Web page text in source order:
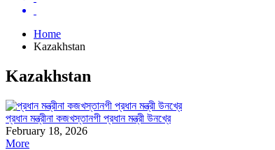
Home
Kazakhstan
Kazakhstan
প্রধান মন্ত্রীনা কজখস্তানগী প্রধান মন্ত্রী উনখ্রে
February 18, 2026
More